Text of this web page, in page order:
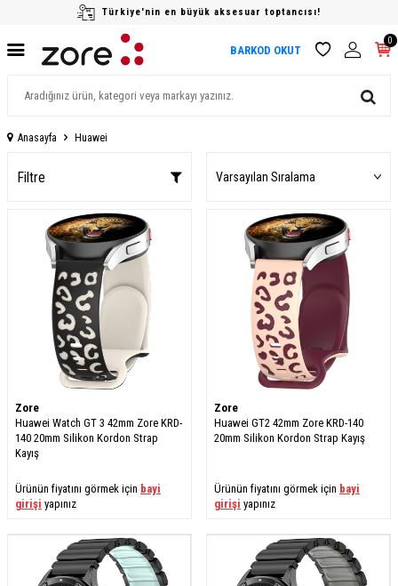
Türkiye'nin en büyük aksesuar toptancısı!
BARKOD OKUT
0
Anasayfa Huawei
Filtre
Zore
Huawei Watch GT 3 42mm Zore KRD-
140 20mm Silikon Kordon Strap
Kayış
Ürünün fiyatını görmek için bayi
girişi yapınız
Zore
Huawei GT2 42mm Zore KRD-140
20mm Silikon Kordon Strap Kayış
Ürünün fiyatını görmek için bayi
girişi yapınız